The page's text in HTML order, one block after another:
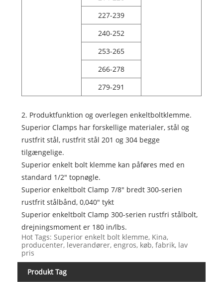
227-239
240-252
253-265
266-278
279-291
2. Produktfunktion og overlegen enkeltboltklemme.
Superior Clamps har forskellige materialer, stål og
rustfrit stål, rustfrit stål 201 og 304 begge
tilgængelige.
Superior enkelt bolt klemme kan påføres med en
standard 1/2" topnøgle.
Superior enkeltbolt Clamp 7/8" bredt 300-serien
rustfrit stålbånd, 0,040" tykt
Superior enkeltbolt Clamp 300-serien rustfri stålbolt,
drejningsmoment er 180 in/lbs.
Hot Tags: Superior enkelt bolt klemme, Kina,
producenter, leverandører, engros, køb, fabrik, lav
pris
Produkt Tag